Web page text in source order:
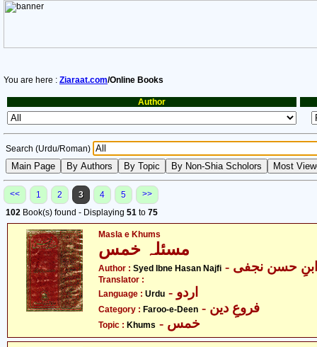
You are here : Ziaraat.com/Online Books
Author
Search (Urdu/Roman)
<< 1 2 3 4 5
>>
102 Book(s) found - Displaying 51 to 75
Masla e Khums
مسئلہ خمس
Author : Syed Ibne Hasan Najfi ابنِ حسن نجفی
Translator :
Language : Urdu - اردو
Category : Faroo-e-Deen - فروعِ دین
Topic : Khums - خمس